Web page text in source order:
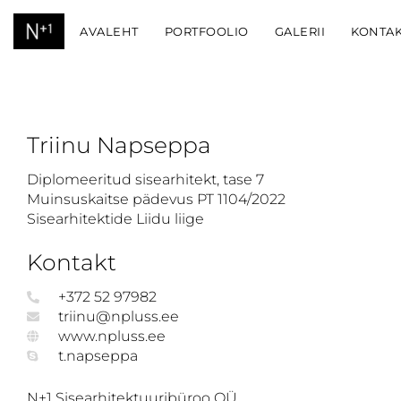
AVALEHT PORTFOOLIO GALERII
Triinu Napseppa
Diplomeeritud sisearhitekt, tase 7
Muinsuskaitse pädevus PT 1104/2022
Sisearhitektide Liidu liige
Kontakt
+372 52 97982
triinu@npluss.ee
www.npluss.ee
t.napseppa